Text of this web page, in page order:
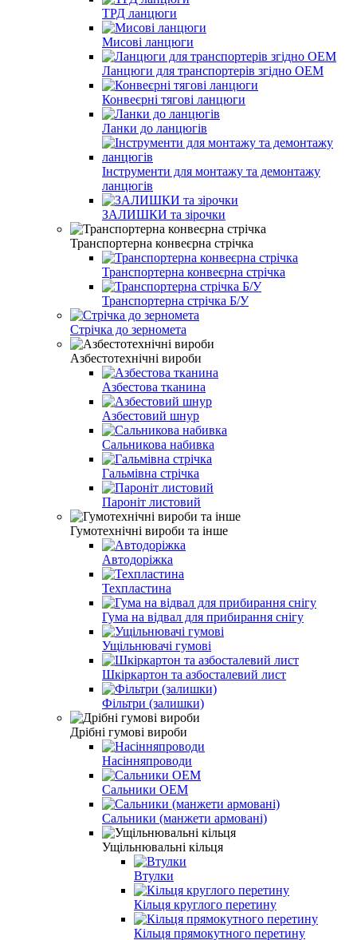
ТРД ланцюги
Мисові ланцюги
Ланцюги для транспортерів згідно ОEМ
Конвеєрні тягові ланцюги
Ланки до ланцюгів
Інструменти для монтажу та демонтажу
ланцюгів
ЗАЛИШКИ та зірочки
Транспортерна конвеєрна стрічка
Транспортерна конвеєрна стрічка
Транспортерна стрічка Б/У
Стрічка до зерномета
Азбестотехнічні вироби
Азбестова тканина
Азбестовий шнур
Сальникова набивка
Гальмівна стрічка
Пароніт листовий
Гумотехнічні вироби та інше
Автодоріжка
Техпластина
Гума на відвал для прибирання снігу
Ущільнювачі гумові
Шкіркартон та азбосталевий лист
Фільтри (залишки)
Дрібні гумові вироби
Насінняпроводи
Сальники ОЕМ
Сальники (манжети армовані)
Ущільнювальні кільця
Втулки
Кільця круглого перетину
Кільця прямокутного перетину